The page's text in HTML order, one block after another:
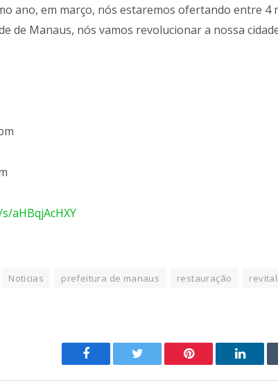
ano, em março, nós estaremos ofertando entre 4
de Manaus, nós vamos revolucionar a nossa
aHBqjAcHXY
Noticias prefeitura de manaus restauração
o
Twitter Pinterest